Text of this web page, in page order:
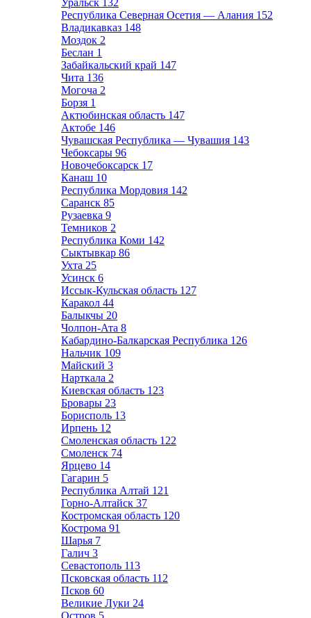
Уральск 132
Республика Северная Осетия — Алания 152
Владикавказ 148
Моздок 2
Беслан 1
Забайкальский край 147
Чита 136
Могоча 2
Борзя 1
Актюбинская область 147
Актобе 146
Чувашская Республика — Чувашия 143
Чебоксары 96
Новочебоксарск 17
Канаш 10
Республика Мордовия 142
Саранск 85
Рузаевка 9
Темников 2
Республика Коми 142
Сыктывкар 86
Ухта 25
Усинск 6
Иссык-Кульская область 127
Каракол 44
Балыкчы 20
Чолпон-Ата 8
Кабардино-Балкарская Республика 126
Нальчик 109
Майский 3
Нарткала 2
Киевская область 123
Бровары 23
Борисполь 13
Ирпень 12
Смоленская область 122
Смоленск 74
Ярцево 14
Гагарин 5
Республика Алтай 121
Горно-Алтайск 37
Костромская область 120
Кострома 91
Шарья 7
Галич 3
Севастополь 113
Псковская область 112
Псков 60
Великие Луки 24
Остров 5